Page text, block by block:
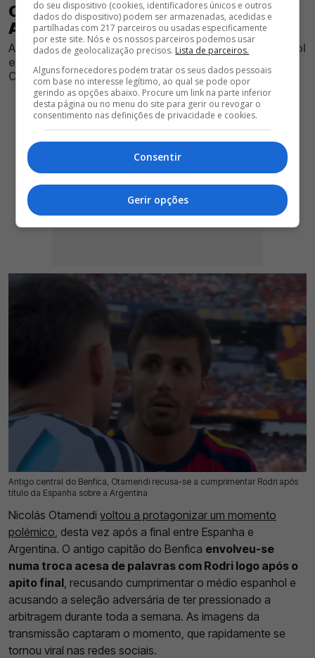
CUMPRIMENTAR RODRI; EX BENFICA
ATIRA: "SEMANA TODA A CHORAR"
Antigo central das águias reclama com capitão espanhol
e recusa-se a cumprimentá-lo após falas do médio do
City sobre a arbitragem
Antigo central do Benfica, Otamendi recusa-se a cumprimentar Rodri após
título da Espanha sobre a Argentina
20 Jul 2026 | 14:19 | 0
Nicolás Otamendi voltou a protagonizar um momento
polémico , desta vez após a final entre Espanha e
Argentina. O antigo capitão do Benfica envolveu-se
numa troca acesa de palavras com Rodri logo após o
apito final , recusando cumprimentar o médio espanhol e
acusando a seleção adversária de ter pressionado a
arbitragem durante toda a semana. As imagens da
transmissão captaram o momento, que rapidamente se
tornou viral nas redes sociais.
do seu dispositivo (cookies, identificadores únicos e outros
dados do dispositivo) podem ser armazenadas, acedidas e
partilhadas com 217 parceiros ou usadas especificamente
por este site. Nós e os nossos parceiros podemos usar
dados de geolocalização precisos. Lista de parceiros.
Alguns fornecedores podem tratar os seus dados pessoais
com base no interesse legítimo, ao qual se pode opor
gerindo as opções abaixo. Procure um link na parte inferior
desta página ou no menu do site para gerir ou revogar o
consentimento nas definições de privacidade e cookies.
Consentir
Gerir opções